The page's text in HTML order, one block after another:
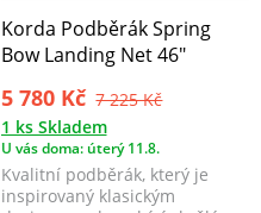
Korda Podběrák Spring
Bow Landing Net 46"
5 780 Kč 7 225 Kč
1 ks Skladem
U vás doma: úterý 11.8.
Kvalitní podběrák, který je
inspirovaný klasickým